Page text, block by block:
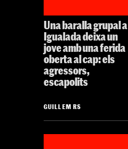
Una baralla grupal a
Igualada deixa un
jove amb una ferida
oberta al cap: els
agressors,
escapolits
GUILLEM RS